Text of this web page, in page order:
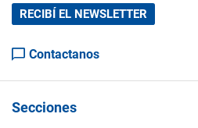
RECIBÍ EL NEWSLETTER
Contactanos
Secciones